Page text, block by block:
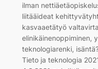
ilman
liitääideat
kasvaaetätyö
elinikäinenoppiminen,
teknologiarenki,
Tieto ja teknologia